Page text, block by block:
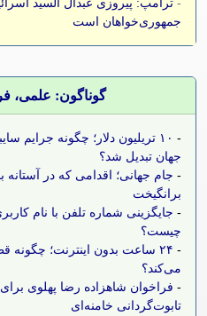
- ترامپ: پیروزی عبدال السید
جمهوری‌خواهان است
گوناگون: علمی،
-
۱۰ تریلیون دلار؛ چگونه جرایم
جهان تبدیل شد؟
- جام جهانی؛ اقدامی که در
برانگیخت
- جایگزینی شماره تلفن با نام
چیست؟
-
۲۴ ساعت بدون اینترنت؛
می‌کند؟
- فراخوان شاهزاده رضا پهلوی
تابوت‌گردانی خامنه‌ای